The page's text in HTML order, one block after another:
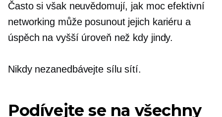
Často si však neuvědomují, jak moc efektivní
networking může posunout jejich kariéru a
úspěch na vyšší úroveň než kdy jindy.
Nikdy nezanedbávejte sílu sítí.
Podívejte se na všechny